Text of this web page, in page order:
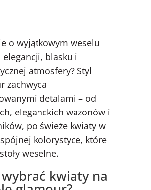
o wyjątkowym weselu
elegancji, blasku i
atmosfery? Styl
zachwyca
detalami – od
eleganckich wazonów i
po świeże kwiaty w
kolorystyce, które
weselne.
wybrać kwiaty na